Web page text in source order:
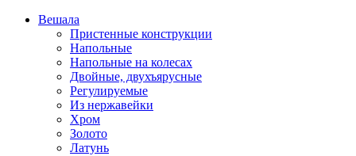
Вешала
Пристенные конструкции
Напольные
Напольные на колесах
Двойные, двухъярусные
Регулируемые
Из нержавейки
Хром
Золото
Латунь